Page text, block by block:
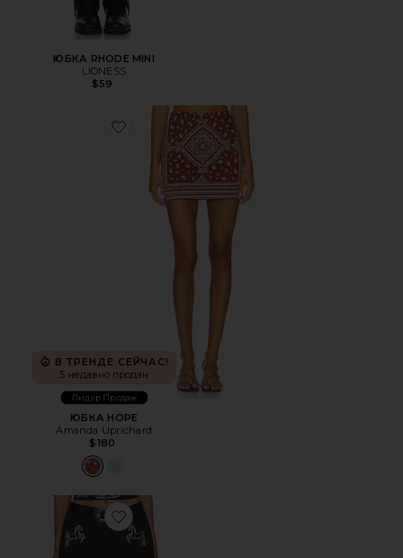
ЮБКА RHODE MINI
LIONESS
$59
Favorite ЮБКА HOPE
В ТРЕНДЕ СЕЙЧАС!
5 недавно продан
Лидер Продаж
ЮБКА HOPE
Amanda Uprichard
$180
Favorite ЮБКА CROSS STITCH EMBROIDERED WITH